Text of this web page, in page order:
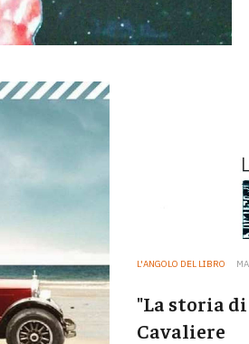
L'ANGOLO DEL LIBRO
"La storia di
Cavaliere